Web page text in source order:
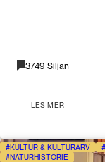
3749 Siljan
LES MER
KULTUR & KULTURARV
NATURHISTORIE